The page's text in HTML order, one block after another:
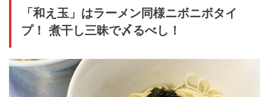
「和え玉」はラーメン同様ニボニボタイ
プ！ 煮干し三昧で〆るべし！